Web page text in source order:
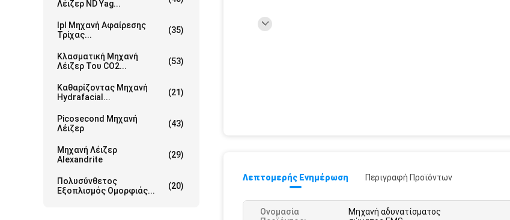
Λέιζερ ND Yag...
Ipl Μηχανή Αφαίρεσης
Τρίχας...
(35)
Κλασματική Μηχανή
Λέιζερ Του CO2...
(53)
Καθαρίζοντας Μηχανή
Hydrafacial...
(21)
Picosecond Μηχανή
Λέιζερ
(43)
Μηχανή Λέιζερ
Alexandrite
(29)
Πολυσύνθετος
Εξοπλισμός Ομορφιάς...
(20)
Λεπτομερής Ενημέρωση Περιγραφή Προϊόντων
Ονομασία
Μηχανή αδυνατίσματος